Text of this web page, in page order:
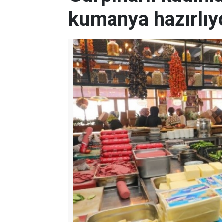
kumanya